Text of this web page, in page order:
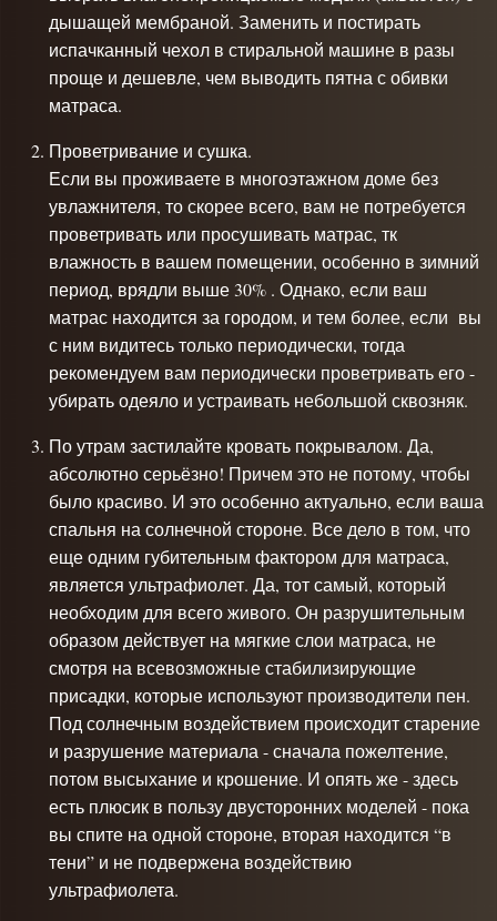
дышащей мембраной. Заменить и постирать
испачканный чехол в стиральной машине в разы
проще и дешевле, чем выводить пятна с обивки
матраса.
Проветривание и сушка.
Если вы проживаете в многоэтажном доме без
увлажнителя, то скорее всего, вам не потребуется
проветривать или просушивать матрас, тк
влажность в вашем помещении, особенно в зимний
период, врядли выше 30% . Однако, если ваш
матрас находится за городом, и тем более, если вы
с ним видитесь только периодически, тогда
рекомендуем вам периодически проветривать его -
убирать одеяло и устраивать небольшой сквозняк.
По утрам застилайте кровать покрывалом. Да,
абсолютно серьёзно! Причем это не потому, чтобы
было красиво. И это особенно актуально, если ваша
спальня на солнечной стороне. Все дело в том, что
еще одним губительным фактором для матраса,
является ультрафиолет. Да, тот самый, который
необходим для всего живого. Он разрушительным
образом действует на мягкие слои матраса, не
смотря на всевозможные стабилизирующие
присадки, которые используют производители пен.
Под солнечным воздействием происходит старение
и разрушение материала - сначала пожелтение,
потом высыхание и крошение. И опять же - здесь
есть плюсик в пользу двусторонних моделей - пока
вы спите на одной стороне, вторая находится “в
тени” и не подвержена воздействию
ультрафиолета.